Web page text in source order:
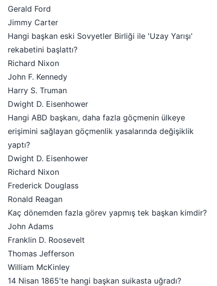
Gerald Ford
Jimmy Carter
Hangi başkan eski Sovyetler Birliği ile 'Uzay Yarışı'
rekabetini başlattı?
Richard Nixon
John F. Kennedy
Harry S. Truman
Dwight D. Eisenhower
Hangi ABD başkanı, daha fazla göçmenin ülkeye
erişimini sağlayan göçmenlik yasalarında değişiklik
yaptı?
Dwight D. Eisenhower
Richard Nixon
Frederick Douglass
Ronald Reagan
Kaç dönemden fazla görev yapmış tek başkan kimdir?
John Adams
Franklin D. Roosevelt
Thomas Jefferson
William McKinley
14 Nisan 1865'te hangi başkan suikasta uğradı?